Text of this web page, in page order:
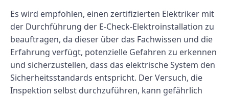
Es wird empfohlen, einen zertifizierten Elektriker mit
der Durchführung der E-Check-Elektroinstallation zu
beauftragen, da dieser über das Fachwissen und die
Erfahrung verfügt, potenzielle Gefahren zu erkennen
und sicherzustellen, dass das elektrische System den
Sicherheitsstandards entspricht. Der Versuch, die
Inspektion selbst durchzuführen, kann gefährlich